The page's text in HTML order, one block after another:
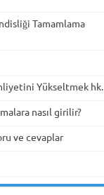
Tamamlama
Yükseltmek hk.
nasıl girilir?
ve cevaplar